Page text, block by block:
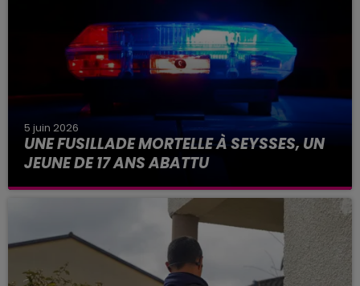
5 juin 2026
UNE FUSILLADE MORTELLE À SEYSSES, UN
JEUNE DE 17 ANS ABATTU
La scène se serait produite ce vendredi 5 juin
2026, peu après 5h. Un jeune homme de 17 ans
aurait été abattu dans une fusillade, sur la
commune de Seysses...